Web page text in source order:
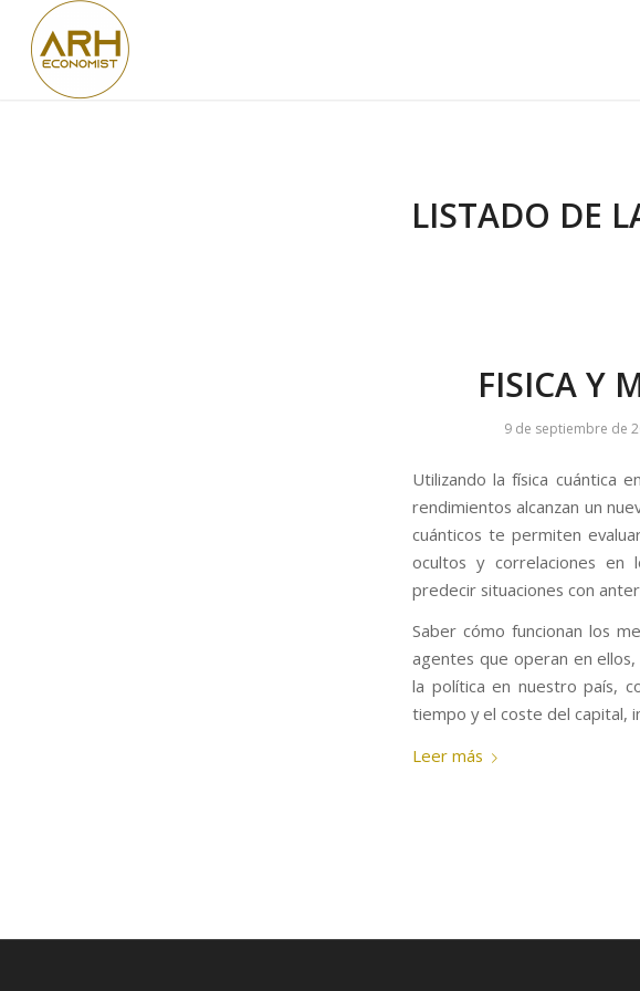
LISTADO DE
FISICA Y
9 de septiembre de
Utilizando la física cuántica
rendimientos alcanzan un
cuánticos te permiten
ocultos y correlaciones en
predecir situaciones con
Saber cómo funcionan los
agentes que operan en
la política en nuestro país,
tiempo y el coste del capital,
Leer más